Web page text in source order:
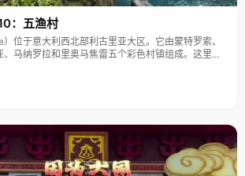
：五渔村
位于意大利西北部利古里亚大区。它由蒙特罗索、
马纳罗拉和里奥马焦雷五个彩色村镇组成。这里依
1997年被列为世界文化遗产。